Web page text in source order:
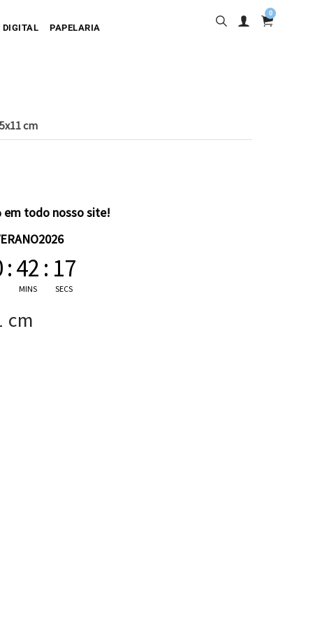
0
DIGITAL PAPELARIA
cm
em todo nosso site!
:42
MINS
: 17
SECS
cm